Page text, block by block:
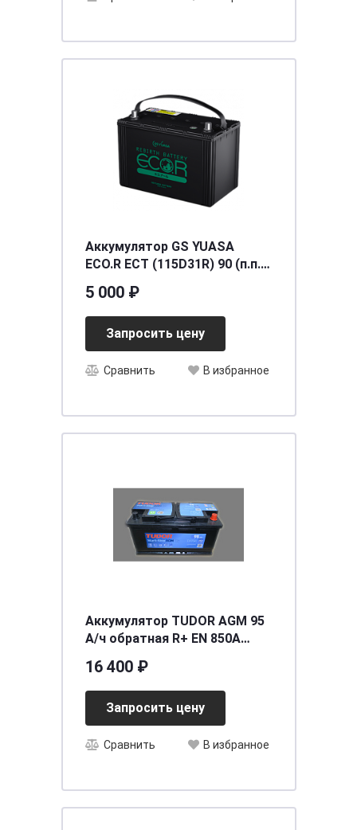
Аккумулятор GS YUASA
ECO.R ECT (115D31R) 90 (п.п.)
5 000 ₽
Запросить цену
Сравнить В избранное
Аккумулятор TUDOR AGM 95
А/ч обратная R+ EN 850A
16 400 ₽
Запросить цену
Сравнить В избранное